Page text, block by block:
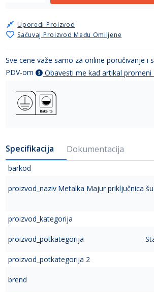
Sačuvaj Proizvod Među Omiljene
Uporedi Proizvod
Sve cene važe samo za online poručivanje i
PDV-om
Obavesti me kad artikal promeni
Specifikacija Dokumentacija
barkod
proizvod_naziv Metalka Majur priključnica
proizvod_kategorija
proizvod_potkategorija
proizvod_potkategorija 2
brend